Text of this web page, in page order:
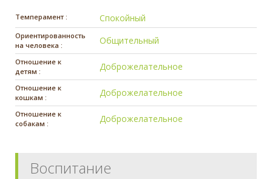
Темперамент : Спокойный
Ориентированность
на человека :
Общительный
Отношение к
детям :
Доброжелательное
Отношение к
кошкам :
Доброжелательное
Отношение к
собакам :
Доброжелательное
Воспитание